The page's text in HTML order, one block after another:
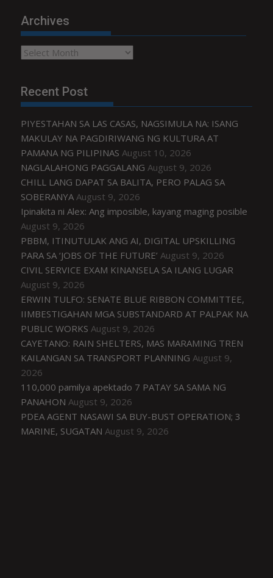
Archives
Archives
Recent Post
PIYESTAHAN SA LAS CASAS, NAGSIMULA NA: ISANG
MAKULAY NA PAGDIRIWANG NG KULTURA AT
PAMANA NG PILIPINAS August 10, 2026
NAGLALAHONG PAGGALANG August 9, 2026
CHILL LANG DAPAT SA BALITA, PERO PALAG SA
SOBERANYA August 9, 2026
Ipinakita ni Alex: Ang imposible, kayang maging posible
August 9, 2026
PBBM, ITINUTULAK ANG AI, DIGITAL UPSKILLING
PARA SA ‘JOBS OF THE FUTURE’ August 9, 2026
CIVIL SERVICE EXAM KINANSELA SA ILANG LUGAR
August 9, 2026
ERWIN TULFO: SENATE BLUE RIBBON COMMITTEE,
IIMBESTIGAHAN MGA SUBSTANDARD AT PALPAK NA
PUBLIC WORKS August 9, 2026
CAYETANO: RAIN SHELTERS, MAS MARAMING TREN
KAILANGAN SA TRANSPORT PLANNING August 9,
2026
110,000 pamilya apektado 7 PATAY SA SAMA NG
PANAHON August 9, 2026
PDEA AGENT NASAWI SA BUY-BUST OPERATION; 3
MARINE, SUGATAN August 9, 2026